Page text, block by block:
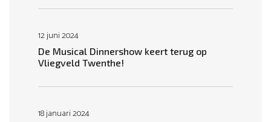
12 juni 2024
De Musical Dinnershow keert terug op
Vliegveld Twenthe!
18 januari 2024